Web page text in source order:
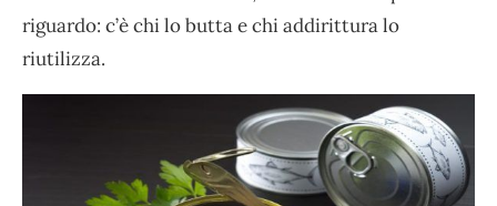
riguardo: c’è chi lo butta e chi addirittura lo
riutilizza.